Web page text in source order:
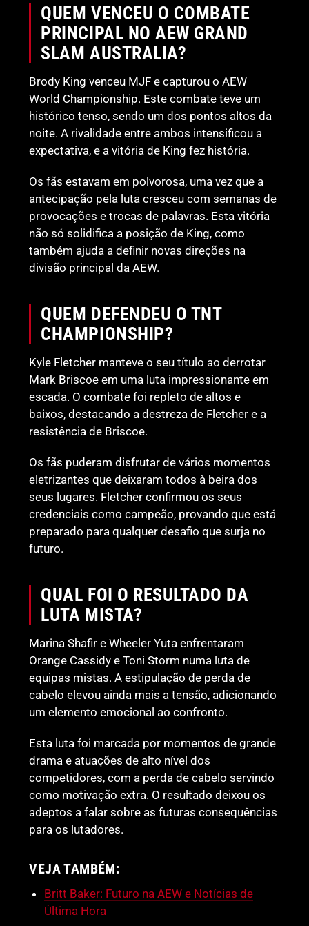
QUEM VENCEU O COMBATE
PRINCIPAL NO AEW GRAND
SLAM AUSTRALIA?
Brody King venceu MJF e capturou o AEW
World Championship. Este combate teve um
histórico tenso, sendo um dos pontos altos da
noite. A rivalidade entre ambos intensificou a
expectativa, e a vitória de King fez história.
Os fãs estavam em polvorosa, uma vez que a
antecipação pela luta cresceu com semanas de
provocações e trocas de palavras. Esta vitória
não só solidifica a posição de King, como
também ajuda a definir novas direções na
divisão principal da AEW.
QUEM DEFENDEU O TNT
CHAMPIONSHIP?
Kyle Fletcher manteve o seu título ao derrotar
Mark Briscoe em uma luta impressionante em
escada. O combate foi repleto de altos e
baixos, destacando a destreza de Fletcher e a
resistência de Briscoe.
Os fãs puderam disfrutar de vários momentos
eletrizantes que deixaram todos à beira dos
seus lugares. Fletcher confirmou os seus
credenciais como campeão, provando que está
preparado para qualquer desafio que surja no
futuro.
QUAL FOI O RESULTADO DA
LUTA MISTA?
Marina Shafir e Wheeler Yuta enfrentaram
Orange Cassidy e Toni Storm numa luta de
equipas mistas. A estipulação de perda de
cabelo elevou ainda mais a tensão, adicionando
um elemento emocional ao confronto.
Esta luta foi marcada por momentos de grande
drama e atuações de alto nível dos
competidores, com a perda de cabelo servindo
como motivação extra. O resultado deixou os
adeptos a falar sobre as futuras consequências
para os lutadores.
VEJA TAMBÉM:
Britt Baker: Futuro na AEW e Notícias de
Última Hora